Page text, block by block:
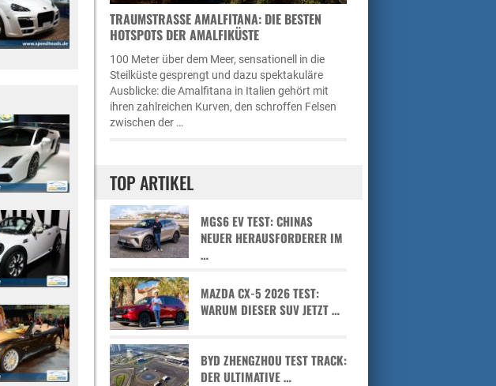
TRAUMSTRASSE AMALFITANA: DIE BESTEN H
OTSPOTS DER AMALFIKÜSTE
100 Meter über dem Meer, sensationell in die
Steilküste gesprengt und dazu spektakuläre
Ausblicke: die Amalfitana in Italien gehört mit
ihren zahlreichen Kurven, den schroffen Felsen
zwischen der …
TOP ARTIKEL
MGS6 EV TEST: CHINAS
NEUER HERAUSFORDERER IM
…
MAZDA CX-5 2026 TEST:
WARUM DIESER SUV JETZT …
BYD ZHENGZHOU TEST TRACK:
DER ULTIMATIVE …